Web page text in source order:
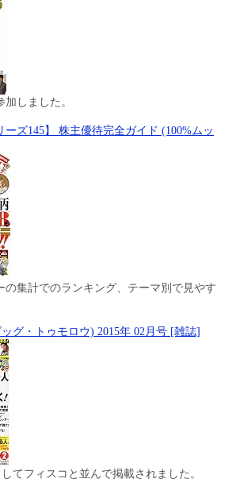
しました。
ーズ145】 株主優待完全ガイド (100%ムッ
の集計でのランキング、テーマ別で見やす
グ・トゥモロウ) 2015年 02月号 [雑誌]
てフィスコと並んで掲載されました。